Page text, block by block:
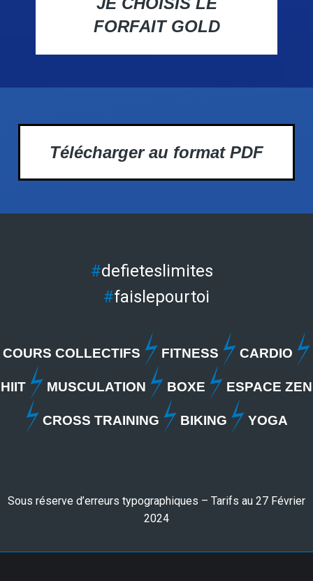
FORFAIT GOLD
Télécharger au format PDF
#defieteslimites
#faislepourtoi
COURS COLLECTIFS FITNESS CARDIO
HIIT MUSCULATION BOXE ESPACE ZEN
CROSS TRAINING BIKING YOGA
Sous réserve d’erreurs typographiques – Tarifs au 27 Février
2024